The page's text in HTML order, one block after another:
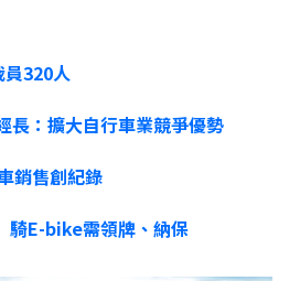
320人
：擴大自行車業競爭優勢
銷售創紀錄
E-bike需領牌、納保